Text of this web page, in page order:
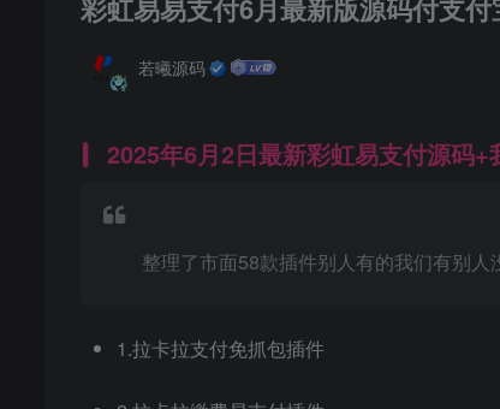
彩虹易易支付6月最新版源码付支
若曦源码
2025年6月2日最新彩虹易支付源码+
整理了市面58款插件别人有的我们有别人
1.拉卡拉支付免抓包插件